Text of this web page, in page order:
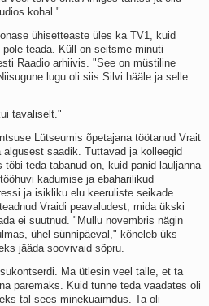
kohal."
ühisetteaste üles ka TV1, kuid
pole teada. Küll on seitsme minuti
Raadio arhiivis. "See on müstiline
lugu oli siis Silvi hääle ja selle
tavaliselt."
Lütseumis õpetajana töötanud Vrait
algusest saadik. Tuttavad ja kolleegid
tõbi teda tabanud on, kuid panid lauljanna
kadumise ja ebaharilikud
ja isikliku elu keeruliste seikade
Vraidi peavaludest, mida ükski
ei suutnud. "Mullu novembris nägin
ühel sünnipäeval," kõneleb üks
jääda soovivaid sõpru.
Ma ütlesin veel talle, et ta
paremaks. Kuid tunne teda vaadates oli
tal sees minekuaimdus. Ta oli